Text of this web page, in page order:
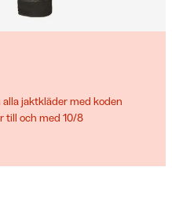
jaktkläder med koden
till och med 10/8